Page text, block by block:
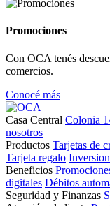
Promociones
Con OCA tenés
comercios.
Conocé más
Casa Central Colonia
nosotros
Productos Tarjetas de
Tarjeta regalo
Beneficios
digitales Débitos
Seguridad y Finanzas